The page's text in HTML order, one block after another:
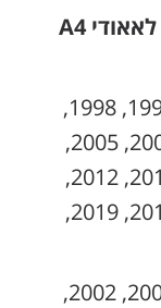
שירות תיקון והחלפת מחשב מנוע לאאודי A4
אאודי A4 שנות ייצור: 1995, 1996, 1997, 1998,
1999, 2000, 2001, 2002, 2003, 2004, 2005,
2006, 2007, 2008, 2009, 2010, 2011, 2012,
2013, 2014, 2015, 2016, 2017, 2018, 2019,
אאודי A4 שנות ייצור: 1999, 2000, 2001, 2002,